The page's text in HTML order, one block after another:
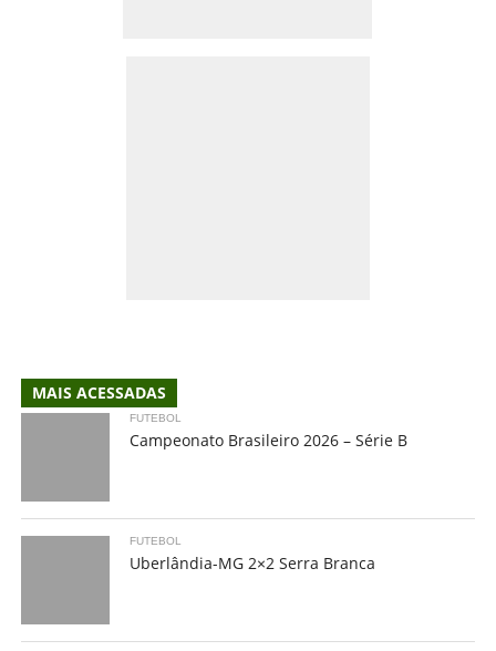
MAIS ACESSADAS
FUTEBOL
Campeonato Brasileiro 2026 – Série B
FUTEBOL
Uberlândia-MG 2×2 Serra Branca